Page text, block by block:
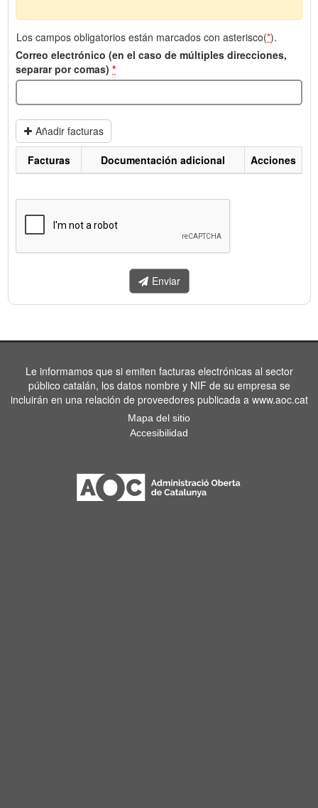
Los campos obligatorios están marcados con asterisco(*).
Correo electrónico (en el caso de múltiples direcciones,
separar por comas) *
Añadir facturas
enviar.
Facturas Documentación adicional Acciones
Enviar
Le informamos que si emiten facturas electrónicas al sector
público catalán, los datos nombre y NIF de su empresa se
incluirán en una relación de proveedores publicada a www.aoc.cat
Mapa del sitio
Accesibilidad